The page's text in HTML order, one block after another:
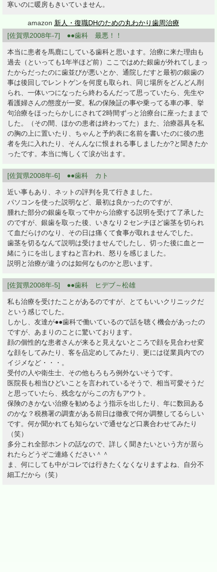
寒いのに暖房もきいていません。
amazon 新人・復職DHのための丸わかり歯周治療
[佐賀県2008年-7] ●●歯科 最悪！！
本当に患者を馬鹿にしている歯科と思います。治療に来た理由も
過去（といっても1年半ほど前）ここではめた銀歯が外れてしまっ
たからだったのに歯並びが悪いとか、通院しだすと最初の銀歯の
事は後回しでレントゲンを何度も取られ、同じ場所をどんどん削
られ、一体いつになったら終わるんだって思っていたら、先生や
看護婦さんの態度が一変。私の保険証の事や乗ってる車の事、挙
句治療をほったらかしにされて2時間ずっと治療台に座ったままで
した。（その間、ほかの患者は終わってた）また、治療器具を私
の胸の上に置いたり、ちゃんと予約表に名前を書いたのに後の患
者を先に入れたり、そんんなに恨まれる事しましたか?と聞きたか
ったです。本当に悔しくて涙が出ます。
[佐賀県2008年-6] ●●歯科 カト
近い事もあり、ネットの評判を見て行きました。
パソコンを使った説明など、最初は良かったのですが、
腫れた部分の銀歯を取って中から治療する説明を受けて了承した
のですが、銀歯を取った後、いきなり２センチほど歯茎を切られ
て血だらけのなり、その日は痛くて食事が取れませんでした。
歯茎を切るなんて説明は受けませんでしたし、切った後に血と一
緒にうにを出しますねと言われ、怒りを感じました。
説明と治療が違うのは如何なものかと思います。
[佐賀県2008年-5] ●●歯科 ヒデブ～松雄
私も治療を受けたことがあるのですが、とてもいいクリニックだ
という感じでした。
しかし、友達が●●歯科で働いているので話を聴く機会があったの
ですが、あまりのことに驚いております。
顔の個性的な患者さんが来ると見えないところで顔を見合わせ変
な顔をしてみたり、客を品定めしてみたり、更には従業員内での
イジメなど・・・。
受付の人や衛生士、その他もろもろ例外ないそうです。
医院長も相当ひどいことを言われているそうで、相当可愛そうだ
と思っていたら、残念ながらこの方もアウト。
保険のきかない治療を勧めるよう指示を出したり、年に数回ある
のかな？税務署の調査がある前日は徹夜で何か調整してるらしい
です。何か聞かれても知らないで通せなど口裏合わせてみたり
（笑）
多分これ全部ホントの話なので、詳しく聞きたいという方が居ら
れたらどうぞご連絡ください＾＾
ま、何にしても中がコレでは行きたくなくなりますよね、自分不
細工だから（笑）